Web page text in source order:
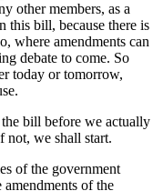
other members, as a
this bill, because there is
where amendments can
debate to come. So
today or tomorrow,
bill before we actually
not, we shall start.
of the government
amendments of the